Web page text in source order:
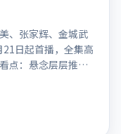
、张家辉、金城武
日起首播，全集高
点：悬念层层推
推理爱好者。本片
」「法国」
影迷阅读简介与主